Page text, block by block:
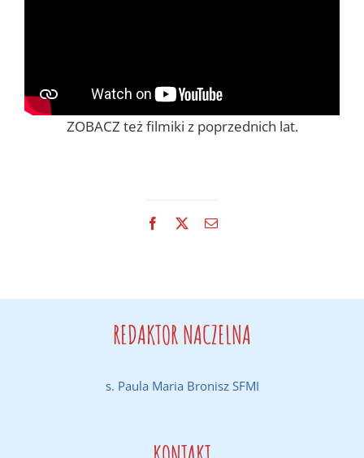
ZOBACZ też filmiki z poprzednich lat.
Facebook Email
REDAKTOR NACZELNA
s. Paula Maria Bronisz SFMI